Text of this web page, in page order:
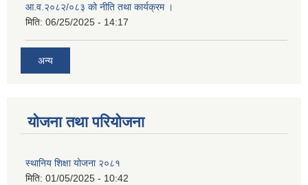
आ.व.२०८२/०८३ को नीति तथा कार्यक्रम ।
मिति: 06/25/2025 - 14:17
अन्य
योजना तथा परियोजना
स्थानिय शिक्षा योजना २०८१
मिति: 01/05/2025 - 10:42